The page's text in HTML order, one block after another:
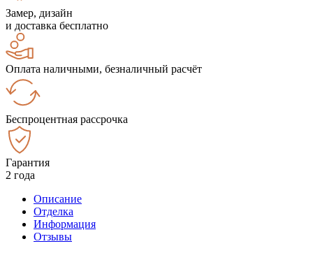
Замер, дизайн
и доставка бесплатно
Оплата наличными, безналичный расчёт
Беспроцентная рассрочка
Гарантия
2 года
Описание
Отделка
Информация
Отзывы